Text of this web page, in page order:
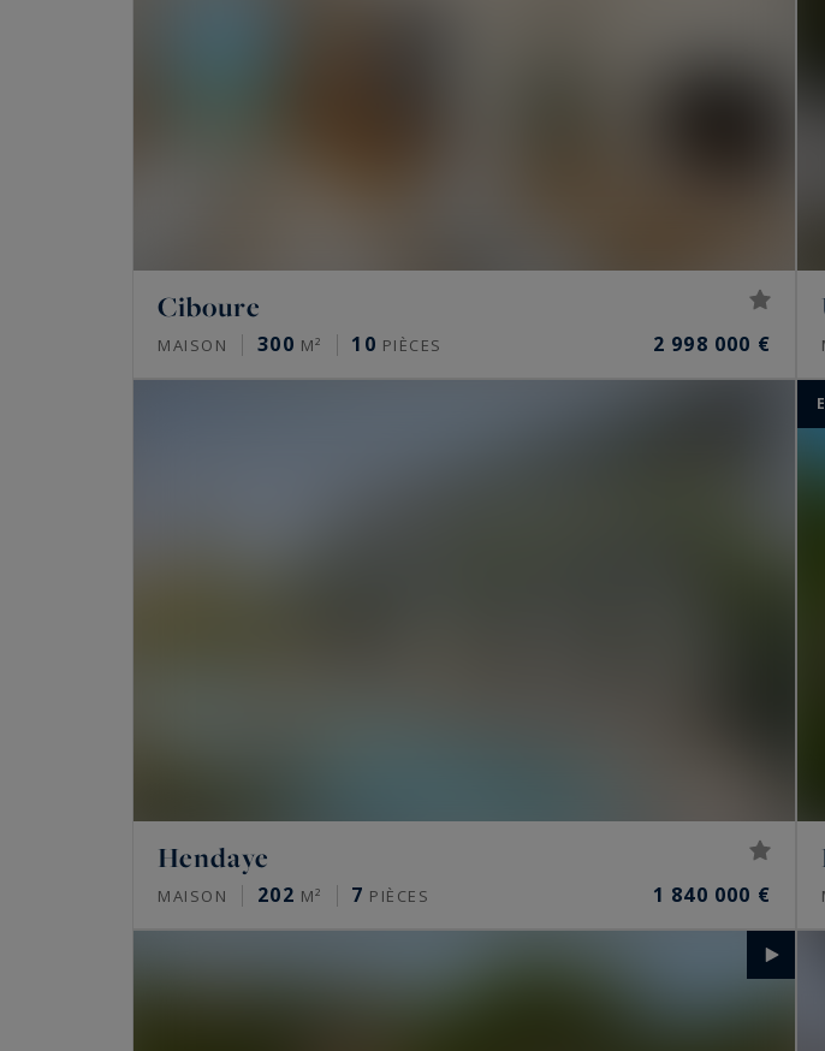
Ciboure
MAISON 300 M² 10 PIÈCES 2 998 000 €
Hendaye
MAISON 202 M² 7 PIÈCES 1 840 000 €